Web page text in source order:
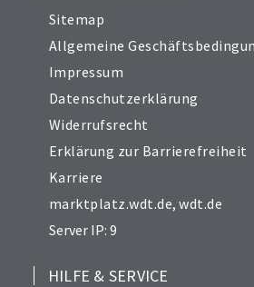
Sitemap
Allgemeine
Impressum
Datenschutzerklärung
Widerrufsrecht
Erklärung zur Barrierefreiheit
Karriere
marktplatz.wdt.de,wdt.de
Server IP: 9
HILFE & SERVICE